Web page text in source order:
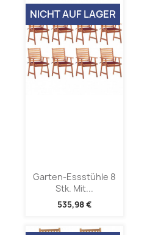
Garten-Essstühle 8
Stk. Mit...
535,98 €
NICHT AUF LAGER